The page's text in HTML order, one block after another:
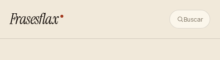
Frasesflax Buscar